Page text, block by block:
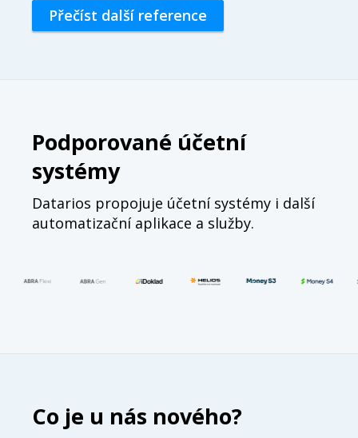
Přečíst další reference
Podporované účetní
systémy
Datarios propojuje účetní systémy i další
automatizační aplikace a služby.
Co je u nás nového?